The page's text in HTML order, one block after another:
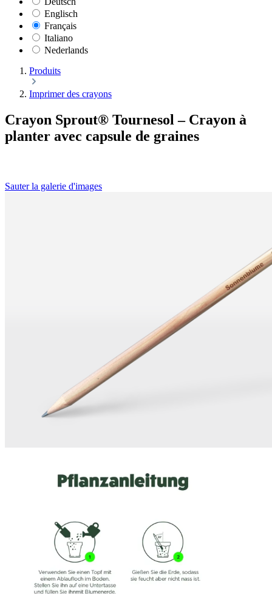
Englisch
Français
Italiano
Nederlands
Produits
Imprimer des crayons
Crayon Sprout® Tournesol – Crayon à
planter avec capsule de graines
Sauter la galerie d'images